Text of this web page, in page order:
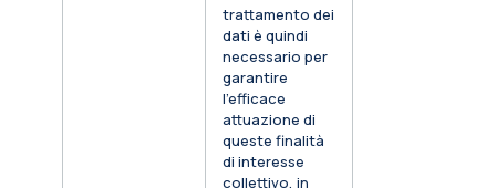
trattamento dei
dati è quindi
necessario per
garantire
l’efficace
attuazione di
queste finalità
di interesse
collettivo, in